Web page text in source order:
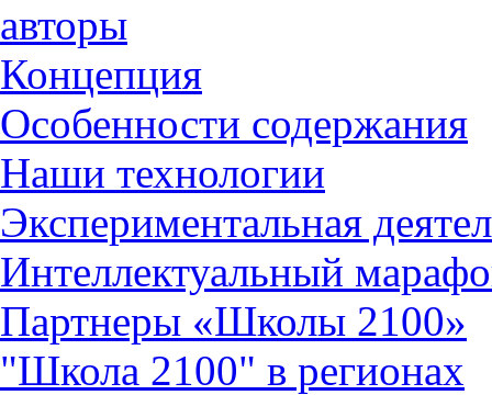
авторы
Концепция
Особенности содержания
Наши технологии
Экспериментальная
Интеллектуальный
Партнеры «Школы 2100»
"Школа 2100" в регионах